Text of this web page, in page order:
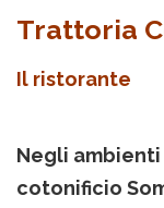
Trattoria
Il ristorante
Negli
cotonificio